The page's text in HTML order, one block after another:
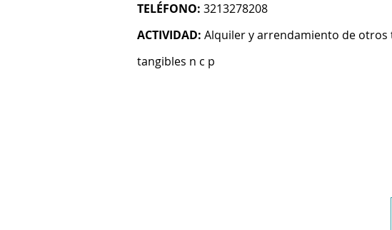
TELÉFONO: 3213278208
ACTIVIDAD: Alquiler y arrendamiento de
tangibles n c p